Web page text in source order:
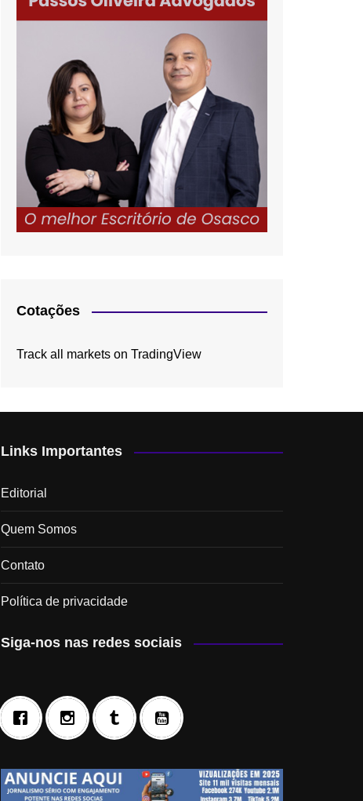
Cotações
Track all markets on TradingView
Links Importantes
Editorial
Quem Somos
Contato
Política de privacidade
Siga-nos nas redes sociais